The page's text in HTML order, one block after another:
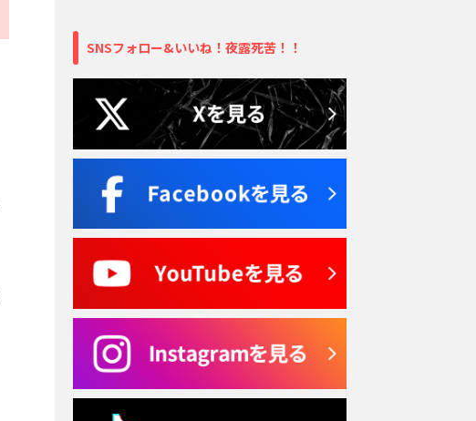
SNSフォロー&いいね！夜露死苦！！